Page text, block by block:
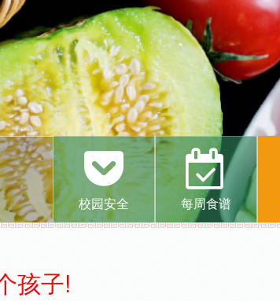
校园安全 每周食谱
孩子!